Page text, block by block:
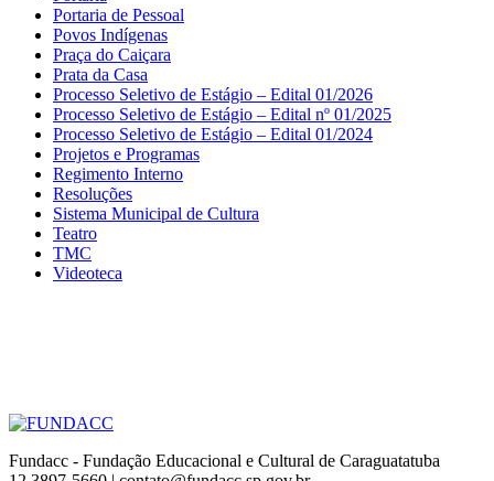
Portaria de Pessoal
Povos Indígenas
Praça do Caiçara
Prata da Casa
Processo Seletivo de Estágio – Edital 01/2026
Processo Seletivo de Estágio – Edital nº 01/2025
Processo Seletivo de Estágio – Edital 01/2024
Projetos e Programas
Regimento Interno
Resoluções
Sistema Municipal de Cultura
Teatro
TMC
Videoteca
Fundacc - Fundação Educacional e Cultural de Caraguatatuba